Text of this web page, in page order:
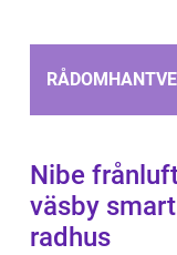
Nibe
väsby
radhus